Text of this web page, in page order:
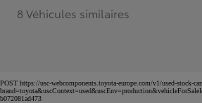
8 Véhicules similaires
POST https://usc-webcomponents.toyota-europe.com/v1/used-stock-
b072081ad473